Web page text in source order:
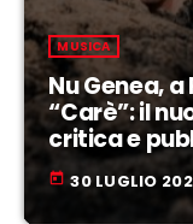
MUSICA
Nu Genea,
“Carè”: il
critica e
today 30 LUGLIO